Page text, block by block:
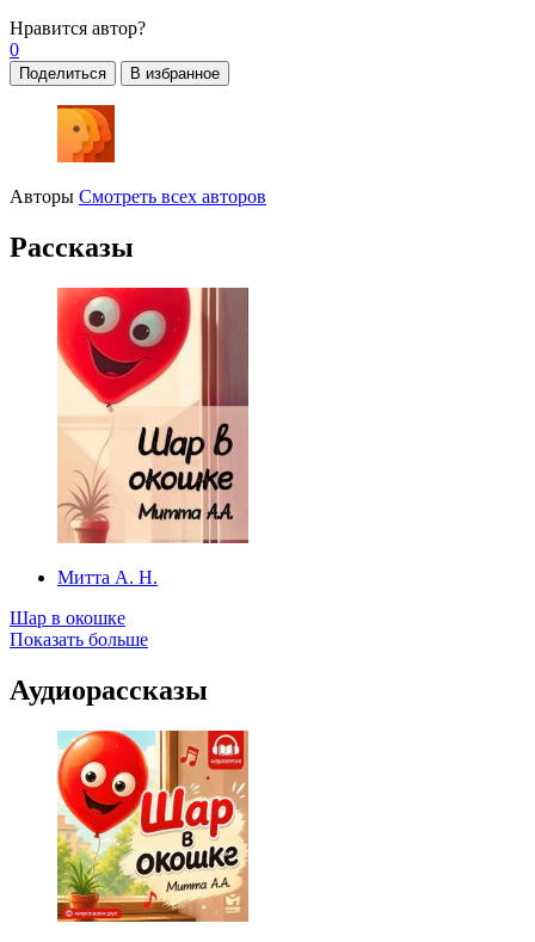
Нравится автор?
0
Поделиться В избранное
Авторы Смотреть всех авторов
Рассказы
Митта А. Н.
Шар в окошке
Показать больше
Аудиорассказы